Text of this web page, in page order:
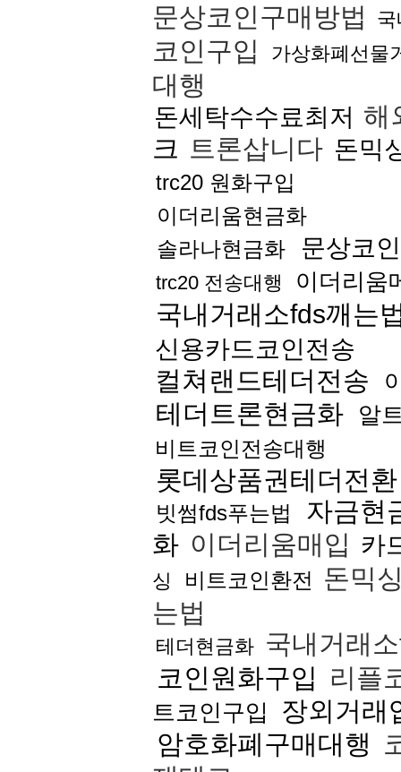
문상코인구매방법
코인구입 가상화폐선물
대행
돈세탁수수료최저 해
크 트론삽니다 돈믹
trc20 원화구입
이더리움현금화
솔라나현금화
문상코
trc20 전송대행 이더리움
국내거래소fds깨는
신용카드코인전송
컬쳐랜드테더전송
테더트론현금화 알
비트코인전송대행
롯데상품권테더전환
빗썸fds푸는법
자금현
화 이더리움매입 카
싱 비트코인환전 돈믹
는법
테더현금화 국내거래
코인원화구입
리플
트코인구입
장외거래
암호화폐구매대행